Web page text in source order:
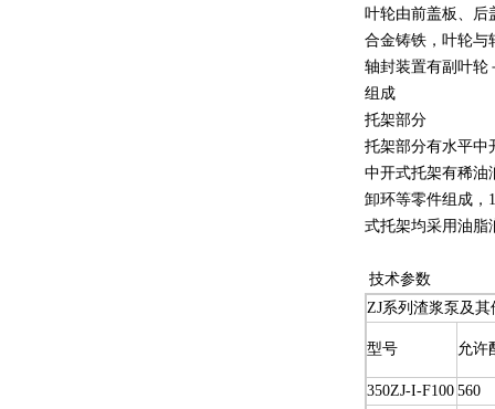
叶轮由前盖板、后
合金铸铁，叶轮
轴封装置有副叶轮
组成
托架部分
托架部分有水平
中开式托架有稀油
卸环等零件组成，
式托架均采用油脂
技术参数
ZJ系列渣浆泵及
型号 允许
350ZJ-I-F100 560